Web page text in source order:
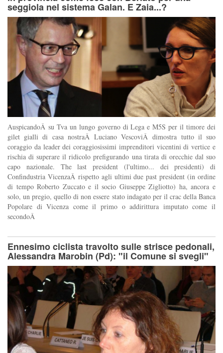
seggiola nel sistema Galan. E Zaia...?
AuspicandoÂ su Tva un lungo governo di Lega e M5S per il timore dei
gilet gialli di casa nostraÂ Luciano VescoviÂ dimostra tutto il suo
coraggio da leader dei coraggiosissimi imprenditori vicentini di vertice e
rischia di superare il ridicolo prefigurando una tirata di orecchie dal suo
capo nazionale. The last president (l'ultimo... dei presidenti) di
Confindustria VicenzaÂ rispetto agli ultimi due past president (in ordine
di tempo Roberto Zuccato e il socio Giuseppe Zigliotto) ha, ancora e
solo, un pregio, quello di non essere stato indagato per il crac della Banca
Popolare di Vicenza come il primo o addirittura imputato come il
secondoÂ
Ennesimo ciclista travolto sulle strisce pedonali,
Alessandra Marobin (Pd): "il Comune si svegli"